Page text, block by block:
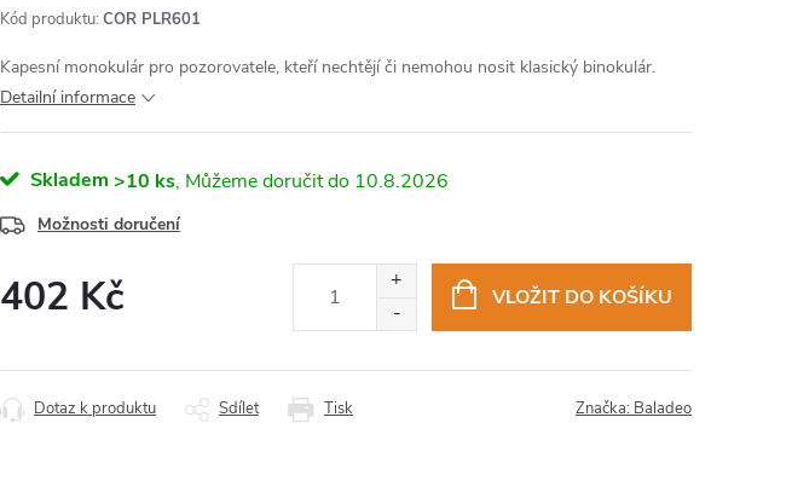
Kód produktu: COR PLR601
Kapesní monokulár pro pozorovatele, kteří nechtějí či nemohou nosit klasický binokulár.
Detailní informace
Skladem >10 ks 10.8.2026
Možnosti doručení
402 Kč VLOŽIT DO KOŠÍKU
Tisk
Dotaz k produktu Sdílet Značka: Baladeo